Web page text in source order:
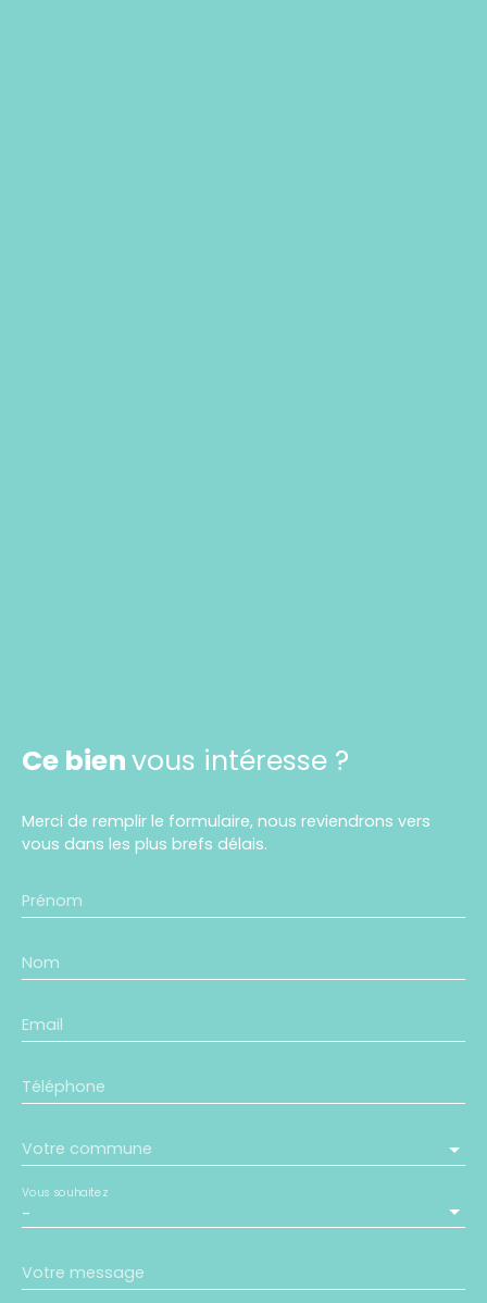
Ce bienvous intéresse ?
Merci de remplir le formulaire, nous reviendrons vers
vous dans les plus brefs délais.
Prénom
Nom
Email
Téléphone
Votre commune
-
Vous souhaitez
Votre message